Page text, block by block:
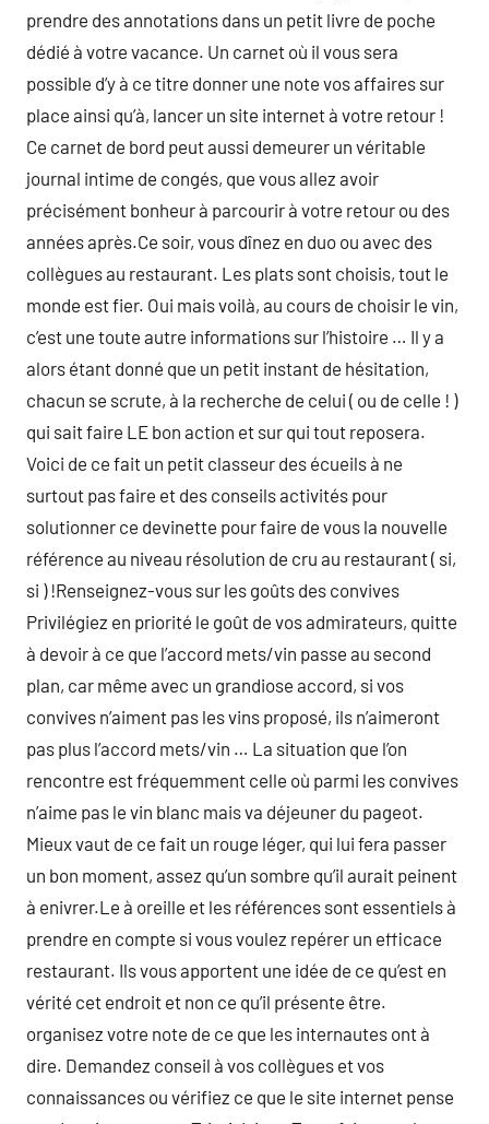
prendre des annotations dans un petit livre de poche
dédié à votre vacance. Un carnet où il vous sera
possible d’y à ce titre donner une note vos affaires sur
place ainsi qu’à, lancer un site internet à votre retour !
Ce carnet de bord peut aussi demeurer un véritable
journal intime de congés, que vous allez avoir
précisément bonheur à parcourir à votre retour ou des
années après.Ce soir, vous dînez en duo ou avec des
collègues au restaurant. Les plats sont choisis, tout le
monde est fier. Oui mais voilà, au cours de choisir le vin,
c’est une toute autre informations sur l’histoire … Il y a
alors étant donné que un petit instant de hésitation,
chacun se scrute, à la recherche de celui ( ou de celle ! )
qui sait faire LE bon action et sur qui tout reposera.
Voici de ce fait un petit classeur des écueils à ne
surtout pas faire et des conseils activités pour
solutionner ce devinette pour faire de vous la nouvelle
référence au niveau résolution de cru au restaurant ( si,
si ) !Renseignez-vous sur les goûts des convives
Privilégiez en priorité le goût de vos admirateurs, quitte
à devoir à ce que l’accord mets/vin passe au second
plan, car même avec un grandiose accord, si vos
convives n’aiment pas les vins proposé, ils n’aimeront
pas plus l’accord mets/vin … La situation que l’on
rencontre est fréquemment celle où parmi les convives
n’aime pas le vin blanc mais va déjeuner du pageot.
Mieux vaut de ce fait un rouge léger, qui lui fera passer
un bon moment, assez qu’un sombre qu’il aurait peinent
à enivrer.Le à oreille et les références sont essentiels à
prendre en compte si vous voulez repérer un efficace
restaurant. Ils vous apportent une idée de ce qu’est en
vérité cet endroit et non ce qu’il présente être.
organisez votre note de ce que les internautes ont à
dire. Demandez conseil à vos collègues et vos
connaissances ou vérifiez ce que le site internet pense